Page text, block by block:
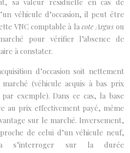
sa valeur résiduelle en cas de
véhicule d’occasion, il peut être
VNC comptable à lacote Argusou
pour vérifier l’absence de
à constater.
d’occasion soit nettement
(véhicule acquis à bas prix
exemple). Dans ce cas, la base
au prix effectivement payé, même
sur le marché. Inversement,
de celui d’un véhicule neuf,
s’interroger sur la durée